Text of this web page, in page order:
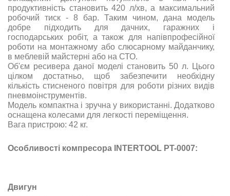
продуктивність становить 420 л/хв, а максимальний
робочий тиск - 8 бар. Таким чином, дана модель
добре підходить для дачних, гаражних і
господарських робіт, а також для напівпрофесійної
роботи на монтажному або слюсарному майданчику,
в меблевій майстерні або на СТО.
Об'єм ресивера даної моделі становить 50 л. Цього
цілком достатньо, щоб забезпечити необхідну
кількість стисненого повітря для роботи різних видів
пневмоінструментів.
Модель компактна і зручна у використанні. Додатково
оснащена колесами для легкості переміщення.
Вага пристрою: 42 кг.
Особливості компресора INTERTOOL PT-0007:
Двигун